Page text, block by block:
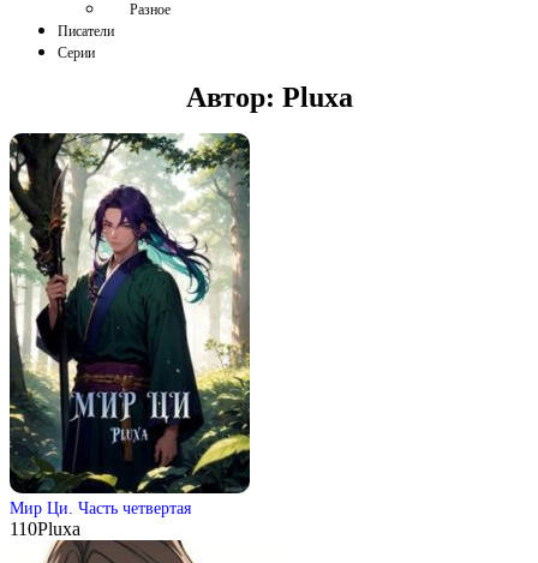
Разное
Писатели
Серии
Автор: Pluxa
Мир Ци. Часть четвертая
110Pluxa